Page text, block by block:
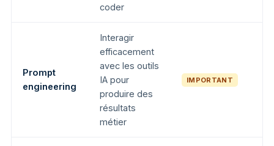
coder
Prompt
engineering
Interagir
efficacement
avec les outils
IA pour
produire des
résultats
métier
IMPORTANT